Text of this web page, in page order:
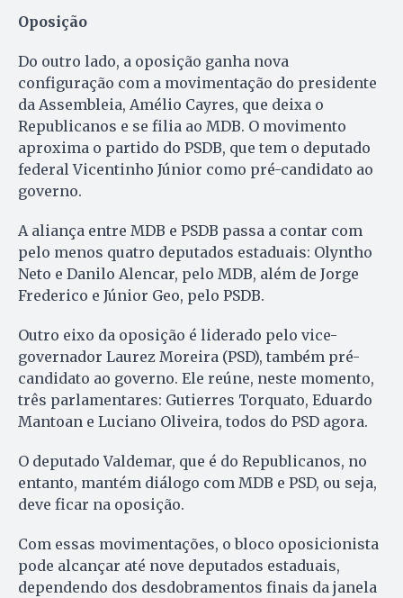
Oposição
Do outro lado, a oposição ganha nova
configuração com a movimentação do presidente
da Assembleia, Amélio Cayres, que deixa o
Republicanos e se filia ao MDB. O movimento
aproxima o partido do PSDB, que tem o deputado
federal Vicentinho Júnior como pré-candidato ao
governo.
A aliança entre MDB e PSDB passa a contar com
pelo menos quatro deputados estaduais: Olyntho
Neto e Danilo Alencar, pelo MDB, além de Jorge
Frederico e Júnior Geo, pelo PSDB.
Outro eixo da oposição é liderado pelo vice-
governador Laurez Moreira (PSD), também pré-
candidato ao governo. Ele reúne, neste momento,
três parlamentares: Gutierres Torquato, Eduardo
Mantoan e Luciano Oliveira, todos do PSD agora.
O deputado Valdemar, que é do Republicanos, no
entanto, mantém diálogo com MDB e PSD, ou seja,
deve ficar na oposição.
Com essas movimentações, o bloco oposicionista
pode alcançar até nove deputados estaduais,
dependendo dos desdobramentos finais da janela